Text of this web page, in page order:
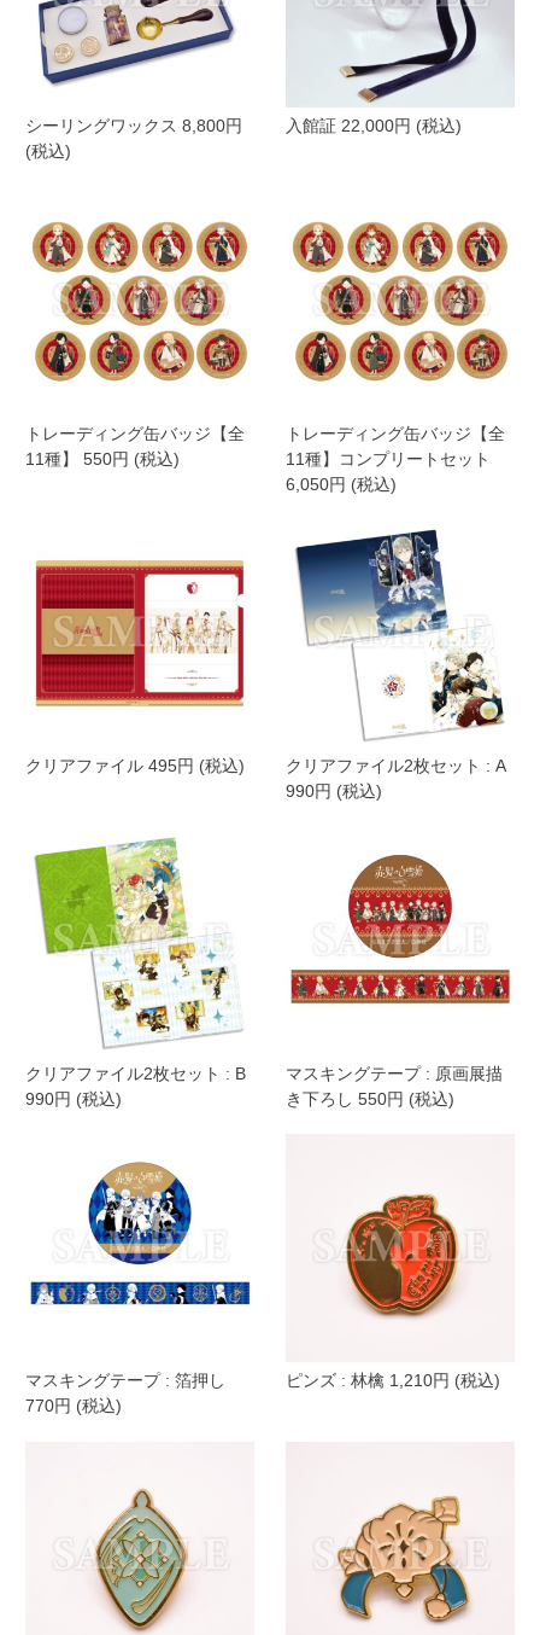
シーリングワックス 8,800円
(税込)
入館証 22,000円 (税込)
トレーディング缶バッジ【全
11種】 550円 (税込)
トレーディング缶バッジ【全
11種】コンプリートセット
6,050円 (税込)
クリアファイル 495円 (税込)
クリアファイル2枚セット : A
990円 (税込)
クリアファイル2枚セット : B
990円 (税込)
マスキングテープ : 原画展描
き下ろし 550円 (税込)
マスキングテープ : 箔押し
770円 (税込)
ピンズ : 林檎 1,210円 (税込)